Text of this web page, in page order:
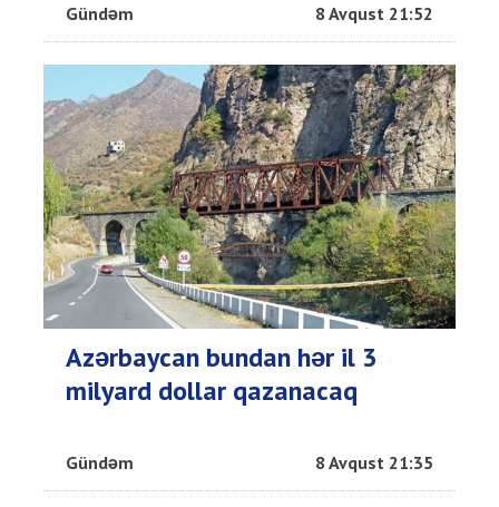
Gündəm 8 Avqust 21:52
Azərbaycan bundan hər il 3
milyard dollar qazanacaq
Gündəm 8 Avqust 21:35